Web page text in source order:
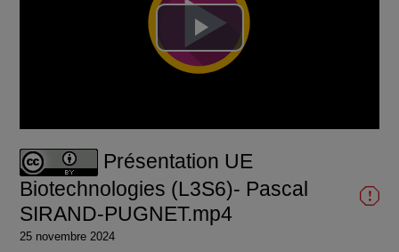
Lire
vidéo
Présentation UE
Biotechnologies (L3S6)- Pascal
SIRAND-PUGNET.mp4
25 novembre 2024